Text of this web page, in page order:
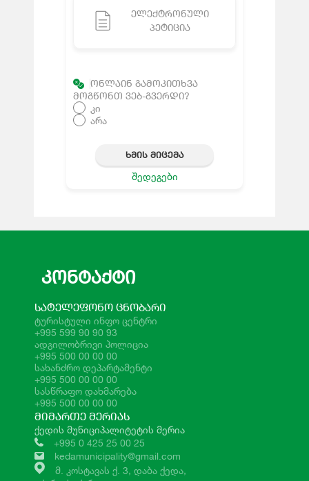
ᲔᲚᲔᲥᲢᲠᲝᲜᲣᲚᲘ
ᲞᲔᲢᲘᲪᲘᲐ
ᲝᲜᲚᲐᲘᲜ ᲒᲐᲛᲝᲙᲘᲗᲮᲕᲐ
ᲛᲝᲒᲬᲝᲜᲗ ᲕᲔᲑ-ᲒᲕᲔᲠᲓᲘ?
კი
არა
ᲮᲛᲘᲡ ᲛᲘᲪᲔᲛᲐ
შედეგები
ᲙᲝᲜᲢᲐᲥᲢᲘ
ᲡᲐᲢᲔᲚᲔᲤᲝᲜᲝ ᲪᲜᲝᲑᲐᲠᲘ
ტურისტული ინფო ცენტრი
+995 599 90 90 93
ადგილობრივი პოლიცია
+995 500 00 00 00
სახანძრო დეპარტამენტი
+995 500 00 00 00
სასწრაფო დახმარება
+995 500 00 00 00
ᲛᲘᲛᲐᲠᲗᲔ ᲛᲔᲠᲘᲐᲡ
ქედის მუნიციპალიტეტის მერია
+995 0 425 25 00 25
kedamunicipality@gmail.com
მ. კოსტავას ქ. 3, დაბა ქედა,